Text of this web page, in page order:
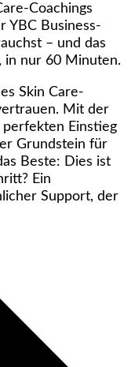
Coachings
YBC Business-
– und das
in nur 60 Minuten.
Skin Care-
Mit der
perfekten Einstieg
Grundstein für
Beste: Dies ist
Ein
Support, der